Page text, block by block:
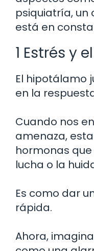
psiquiatría,
está en
1 Estrés y
El hipotálamo
en la
Cuando nos
amenaza,
hormonas
lucha o la
Es como dar
rápida.
Ahora,